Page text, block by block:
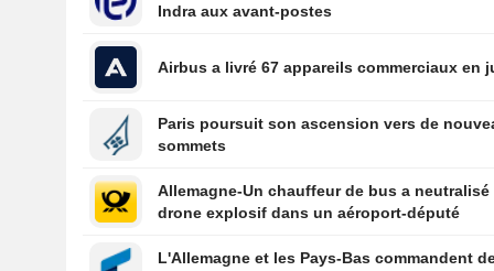
Indra aux avant-postes
Airbus a livré 67 appareils commerciaux en
Paris poursuit son ascension vers de
sommets
Allemagne-Un chauffeur de bus a neutralisé
drone explosif dans un aéroport-député
L'Allemagne et les Pays-Bas commandent